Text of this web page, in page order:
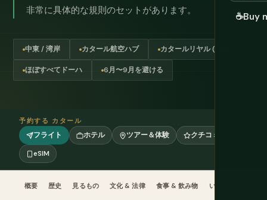
☕Buy
非常に具体的な規則のセットがあります。
中東 / 湾岸 カタール航空ハブ カタールリヤル (QAR)
ほぼすべてドーハ 6月〜9月を避ける
予約する カタール
フライト ホテル ツアー＆体験
クチコミ
eSIM
概要 歴史 見るもの 文化 & 法律 食事 & 飲み物 いつ行くか